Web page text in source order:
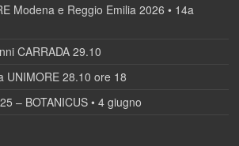
Modena e Reggio Emilia 2026 • 14a
CARRADA 29.10
UNIMORE 28.10 ore 18
– BOTANICUS • 4 giugno